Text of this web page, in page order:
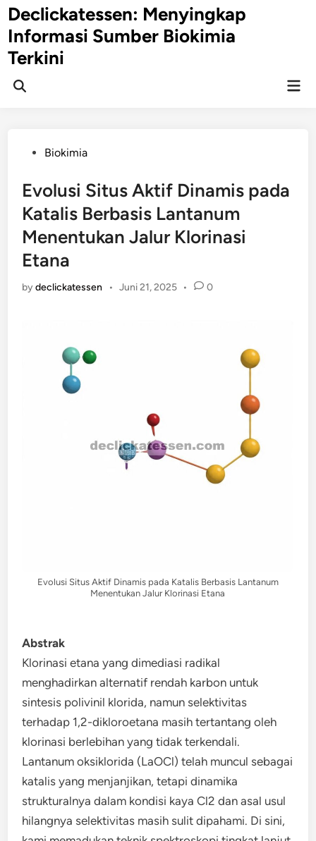
Skip
to
content
Declickatessen: Menyingkap
Informasi Sumber Biokimia
Terkini
Open
PostedBiokimia
Evolusi Situs Aktif Dinamis pada
Katalis Berbasis Lantanum
Menentukan Jalur Klorinasi
Etana
bydeclickatessen • Juni 21, 2025 • 0
Evolusi Situs Aktif Dinamis pada Katalis Berbasis Lantanum
Menentukan Jalur Klorinasi Etana
Abstrak
Klorinasi etana yang dimediasi radikal
menghadirkan alternatif rendah karbon untuk
sintesis polivinil klorida, namun selektivitas
terhadap 1,2-dikloroetana masih tertantang oleh
klorinasi berlebihan yang tidak terkendali.
Lantanum oksiklorida (LaOCl) telah muncul sebagai
katalis yang menjanjikan, tetapi dinamika
strukturalnya dalam kondisi kaya Cl2 dan asal usul
hilangnya selektivitas masih sulit dipahami. Di sini,